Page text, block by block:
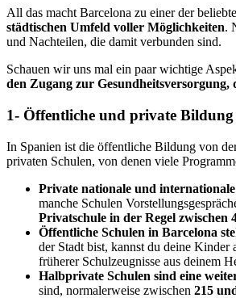
All das macht Barcelona zu einer der
städtischen Umfeld voller Möglichkeiten.
und Nachteilen, die damit verbunden sind.
Schauen wir uns mal ein paar wichtige
den Zugang zur
1- Öffentliche und private Bildung
In Spanien ist die öffentliche Bildung von
privaten Schulen, von denen viele
Private nationale und
manche Schulen
Privatschule in der Regel
Öffentliche Schulen in Barcelona
der Stadt bist, kannst du deine Kinder
früherer Schulzeugnisse aus deinem
Halbprivate Schulen sind eine
sind, normalerweise zwischen 215